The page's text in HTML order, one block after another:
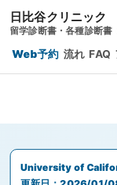
日比谷クリニック
留学診断書・各種診断書
Web予約 流れ FAQ
University of